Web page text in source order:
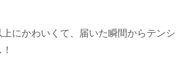
上にかわいくて、届いた瞬間からテンシ